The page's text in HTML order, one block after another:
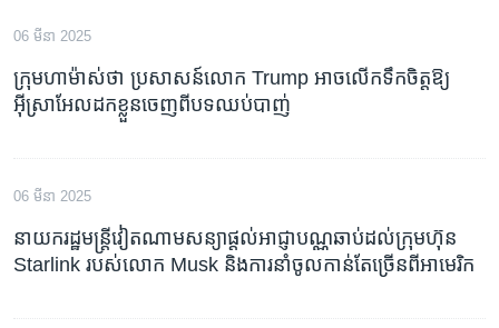
06 មីនា 2025
ក្រុមហាម៉ាស់ថា ប្រសាសន៍លោក Trump អាចលើកទឹកចិត្តឱ្យ
អ៊ីស្រាអែលដកខ្លួនចេញពីបទឈប់បាញ់
06 មីនា 2025
នាយករដ្ឋមន្ត្រីវៀតណាមសន្យាផ្តល់អាជ្ញាបណ្ណឆាប់ដល់ក្រុមហ៊ុន
Starlink របស់លោក Musk និងការនាំចូលកាន់តែច្រើនពីអាមេរិក